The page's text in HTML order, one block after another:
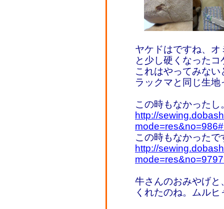
ヤケドはですね、
と少し硬くなった
これはやってみな
ラックマと同じ生
この時もなかったし
http://
この時もなかったで
http://
牛さんのおみやげ
くれたのね。ムルヒ